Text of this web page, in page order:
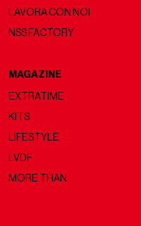
LAVORA CON NOI
NSS FACTORY
MAGAZINE
EXTRATIME
KITS
LIFESTYLE
LVDF
MORE THAN